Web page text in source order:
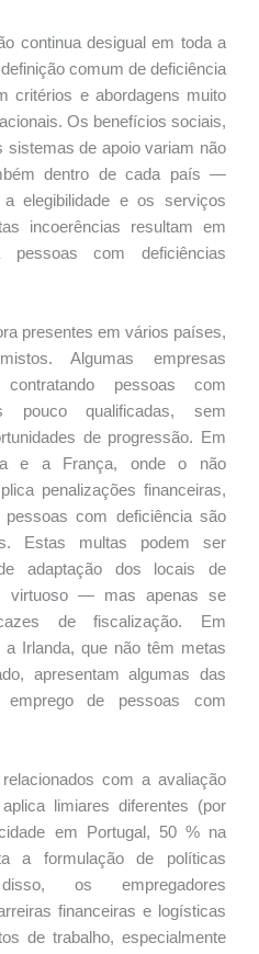
continua desigual em toda a
comum de deficiência
critérios e abordagens muito
Os benefícios sociais,
sistemas de apoio variam não
dentro de cada país —
elegibilidade e os serviços
incoerências resultam em
pessoas com deficiências
presentes em vários países,
Algumas empresas
pessoas com
pouco qualificadas, sem
de progressão. Em
e a França, onde o não
penalizações financeiras,
com deficiência são
Estas multas podem ser
adaptação dos locais de
virtuoso — mas apenas se
de fiscalização. Em
Irlanda, que não têm metas
apresentam algumas das
emprego de pessoas com
com a avaliação
limiares diferentes (por
em Portugal, 50 % na
a formulação de políticas
os empregadores
financeiras e logísticas
de trabalho, especialmente